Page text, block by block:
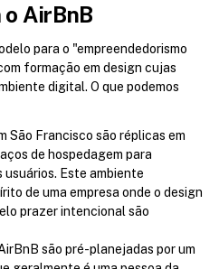
AirBnB
para o "empreendedorismo
formação em design cujas
digital. O que podemos
São Francisco são réplicas em
de hospedagem para
Este ambiente
de uma empresa onde o design
prazer intencional são
são pré-planejadas por um